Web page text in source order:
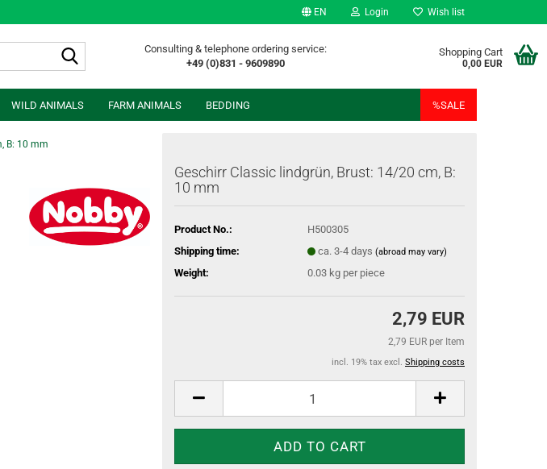
EN Login Wish list
Consulting & telephone ordering service:
+49 (0)831 - 9609890
Shopping Cart
0,00 EUR
WILD ANIMALS FARM ANIMALS BEDDING %SALE
B: 10 mm
Geschirr Classic lindgrün, Brust: 14/20 cm, B:
10 mm
Product No.:
H500305
Shipping time:
ca. 3-4 days (abroad may vary)
Weight: 0.03 kg per piece
2,79 EUR
2,79 EUR per Item
incl. 19% tax excl. Shipping costs